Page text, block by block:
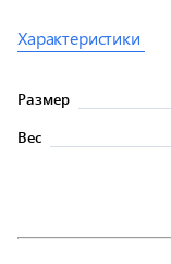
Характеристики
Размер
Вес